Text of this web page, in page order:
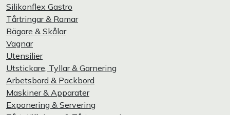
Silikonflex Gastro
Tårtringar & Ramar
Bägare & Skålar
Vagnar
Utensilier
Utstickare, Tyllar & Garnering
Arbetsbord & Packbord
Maskiner & Apparater
Exponering & Servering